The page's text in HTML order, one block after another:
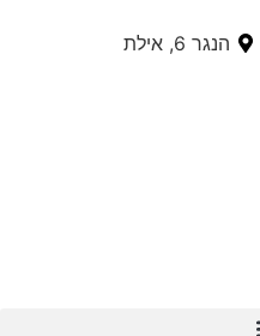
הנגר 6, אילת